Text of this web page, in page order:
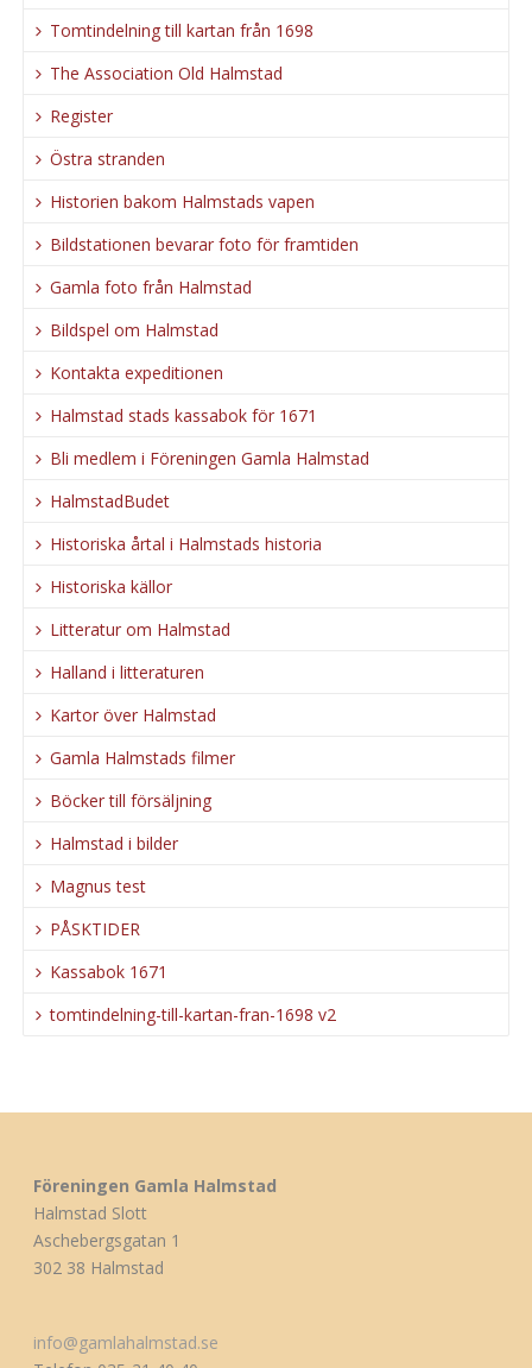
Tomtindelning till kartan från 1698
The Association Old Halmstad
Register
Östra stranden
Historien bakom Halmstads vapen
Bildstationen bevarar foto för framtiden
Gamla foto från Halmstad
Bildspel om Halmstad
Kontakta expeditionen
Halmstad stads kassabok för 1671
Bli medlem i Föreningen Gamla Halmstad
HalmstadBudet
Historiska årtal i Halmstads historia
Historiska källor
Litteratur om Halmstad
Halland i litteraturen
Kartor över Halmstad
Gamla Halmstads filmer
Böcker till försäljning
Halmstad i bilder
Magnus test
PÅSKTIDER
Kassabok 1671
tomtindelning-till-kartan-fran-1698 v2
Föreningen Gamla Halmstad
Halmstad Slott
Aschebergsgatan 1
302 38 Halmstad
info@gamlahalmstad.se